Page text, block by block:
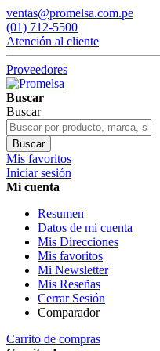
ventas@promelsa.com.pe
(01) 712-5500
Atención al cliente
Proveedores
Buscar
Buscar
Buscar
Mis favoritos
Iniciar sesión
Mi cuenta
Resumen
Datos de mi cuenta
Mis Direcciones
Mis favoritos
Mi Newsletter
Mis Reseñas
Cerrar Sesión
Comparador
Carrito de compras